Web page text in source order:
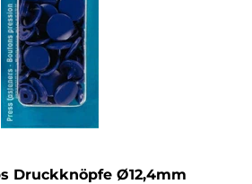
Druckknöpfe Ø12,4mm